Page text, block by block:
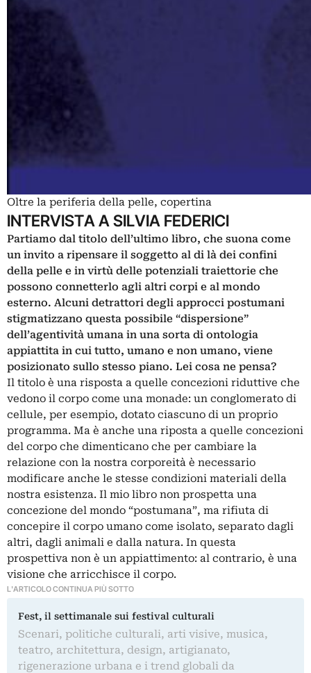
Oltre la periferia della pelle, copertina
INTERVISTA A SILVIA FEDERICI
Partiamo dal titolo dell’ultimo libro, che suona come
un invito a ripensare il soggetto al di là dei confini
della pelle e in virtù delle potenziali traiettorie che
possono connetterlo agli altri corpi e al mondo
esterno. Alcuni detrattori degli approcci postumani
stigmatizzano questa possibile “dispersione”
dell’agentività umana in una sorta di ontologia
appiattita in cui tutto, umano e non umano, viene
posizionato sullo stesso piano. Lei cosa ne pensa?
Il titolo è una risposta a quelle concezioni riduttive che
vedono il corpo come una monade: un conglomerato di
cellule, per esempio, dotato ciascuno di un proprio
programma. Ma è anche una riposta a quelle concezioni
del corpo che dimenticano che per cambiare la
relazione con la nostra corporeità è necessario
modificare anche le stesse condizioni materiali della
nostra esistenza. Il mio libro non prospetta una
concezione del mondo “postumana”, ma rifiuta di
concepire il corpo umano come isolato, separato dagli
altri, dagli animali e dalla natura. In questa
prospettiva non è un appiattimento: al contrario, è una
visione che arricchisce il corpo.
L'ARTICOLO CONTINUA PIÙ SOTTO
Fest, il settimanale sui festival culturali
Scenari, politiche culturali, arti visive, musica,
teatro, architettura, design, artigianato,
rigenerazione urbana e i trend globali da